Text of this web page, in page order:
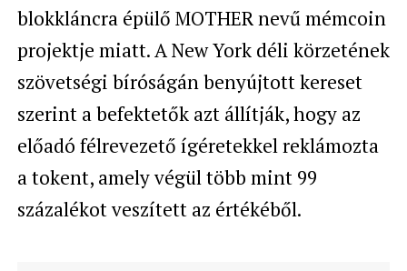
blokkláncra épülő MOTHER nevű mémcoin
projektje miatt. A New York déli körzetének
szövetségi bíróságán benyújtott kereset
szerint a befektetők azt állítják, hogy az
előadó félrevezető ígéretekkel reklámozta
a tokent, amely végül több mint 99
százalékot veszített az értékéből.